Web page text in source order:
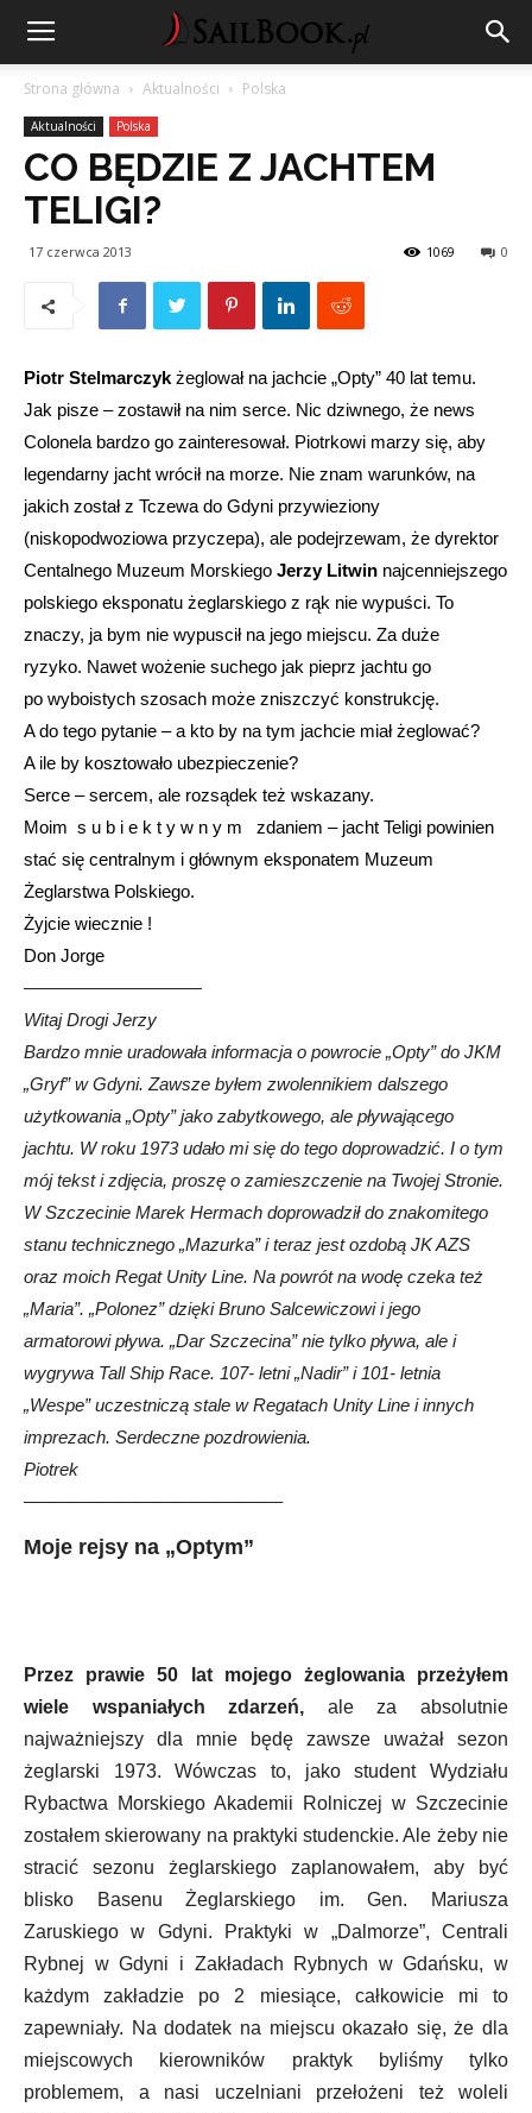
Strona główna Aktualności Polska
Aktualności Polska
CO BĘDZIE Z JACHTEM
TELIGI?
17 czerwca 2013 0
1069
Piotr Stelmarczyk żeglował na jachcie „Opty” 40 lat temu.
Jak pisze – zostawił na nim serce. Nic dziwnego, że news
Colonela bardzo go zainteresował. Piotrkowi marzy się, aby
legendarny jacht wrócił na morze. Nie znam warunków, na
jakich został z Tczewa do Gdyni przywieziony
(niskopodwoziowa przyczepa), ale podejrzewam, że dyrektor
Centalnego Muzeum Morskiego Jerzy Litwin najcenniejszego
polskiego eksponatu żeglarskiego z rąk nie wypuści. To
znaczy, ja bym nie wypuscił na jego miejscu. Za duże
ryzyko. Nawet wożenie suchego jak pieprz jachtu go
po wyboistych szosach może zniszczyć konstrukcję.
A do tego pytanie – a kto by na tym jachcie miał żeglować?
A ile by kosztowało ubezpieczenie?
Serce – sercem, ale rozsądek też wskazany.
Moim s u b i e k t y w n y m zdaniem – jacht Teligi powinien
stać się centralnym i głównym eksponatem Muzeum
Żeglarstwa Polskiego.
Żyjcie wiecznie !
Don Jorge
——————————
Witaj Drogi Jerzy
Bardzo mnie uradowała informacja o powrocie „Opty” do JKM
„Gryf” w Gdyni. Zawsze byłem zwolennikiem dalszego
użytkowania „Opty” jako zabytkowego, ale pływającego
jachtu. W roku 1973 udało mi się do tego doprowadzić. I o tym
mój tekst i zdjęcia, proszę o zamieszczenie na Twojej Stronie.
W Szczecinie Marek Hermach doprowadził do znakomitego
stanu technicznego „Mazurka” i teraz jest ozdobą JK AZS
oraz moich Regat Unity Line. Na powrót na wodę czeka też
„Maria”. „Polonez” dzięki Bruno Salcewiczowi i jego
armatorowi pływa. „Dar Szczecina” nie tylko pływa, ale i
wygrywa Tall Ship Race. 107- letni „Nadir” i 101- letnia
„Wespe” uczestniczą stale w Regatach Unity Line i innych
imprezach. Serdeczne pozdrowienia.
Piotrek
——————————————–
Moje rejsy na „Optym”
Przez prawie 50 lat mojego żeglowania przeżyłem
wiele wspaniałych zdarzeń, ale za absolutnie
najważniejszy dla mnie będę zawsze uważał sezon
żeglarski 1973. Wówczas to, jako student Wydziału
Rybactwa Morskiego Akademii Rolniczej w Szczecinie
zostałem skierowany na praktyki studenckie. Ale żeby nie
stracić sezonu żeglarskiego zaplanowałem, aby być
blisko Basenu Żeglarskiego im. Gen. Mariusza
Zaruskiego w Gdyni. Praktyki w „Dalmorze”, Centrali
Rybnej w Gdyni i Zakładach Rybnych w Gdańsku, w
każdym zakładzie po 2 miesiące, całkowicie mi to
zapewniały. Na dodatek na miejscu okazało się, że dla
miejscowych kierowników praktyk byliśmy tylko
problemem, a nasi uczelniani przełożeni też woleli